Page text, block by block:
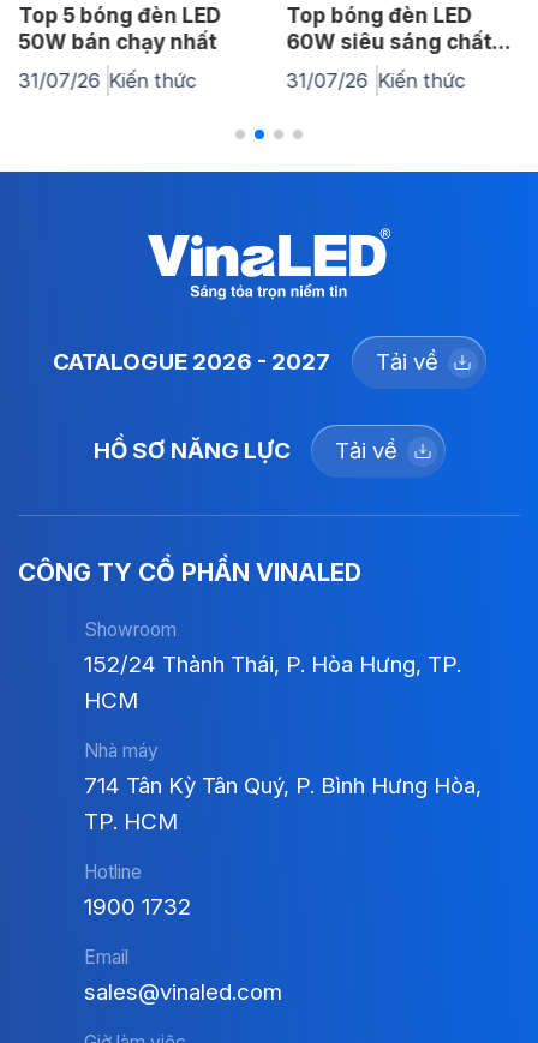
Top bóng đèn LED
60W siêu sáng chất
lượng cao
31/07/26 Kiến thức
Đèn LED cao áp là gì?
Cách lựa chọn đèn
cao áp chiếu sáng
đường phố
30/07/26 Kiến thức
CATALOGUE 2026 - 2027 Tải về
HỒ SƠ NĂNG LỰC Tải về
CÔNG TY CỔ PHẦN VINALED
Showroom
152/24 Thành Thái, P. Hòa Hưng, TP.
HCM
Nhà máy
714 Tân Kỳ Tân Quý, P. Bình Hưng Hòa,
TP. HCM
Hotline
1900 1732
Email
sales@vinaled.com